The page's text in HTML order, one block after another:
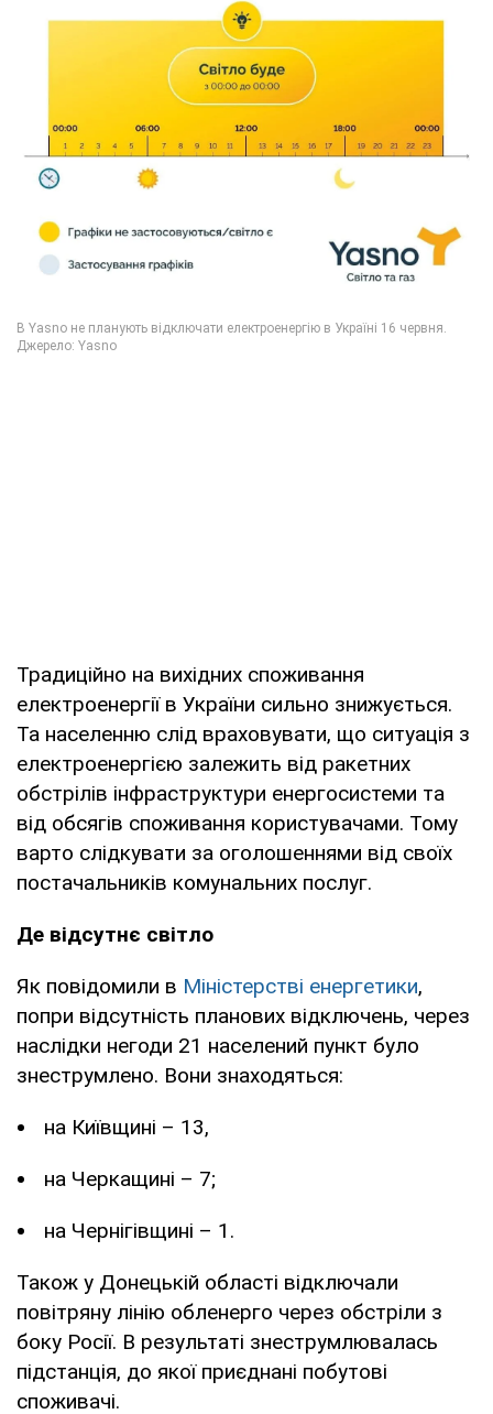
Традиційно на вихідних споживання
електроенергії в України сильно знижується.
Та населенню слід враховувати, що ситуація з
електроенергією залежить від ракетних
обстрілів інфраструктури енергосистеми та
від обсягів споживання користувачами. Тому
варто слідкувати за оголошеннями від своїх
постачальників комунальних послуг.
Де відсутнє світло
Як повідомили в Міністерстві енергетики,
попри відсутність планових відключень, через
наслідки негоди 21 населений пункт було
знеструмлено. Вони знаходяться:
на Київщині – 13,
на Черкащині – 7;
на Чернігівщині – 1.
Також у Донецькій області відключали
повітряну лінію обленерго через обстріли з
боку Росії. В результаті знеструмлювалась
підстанція, до якої приєднані побутові
споживачі.